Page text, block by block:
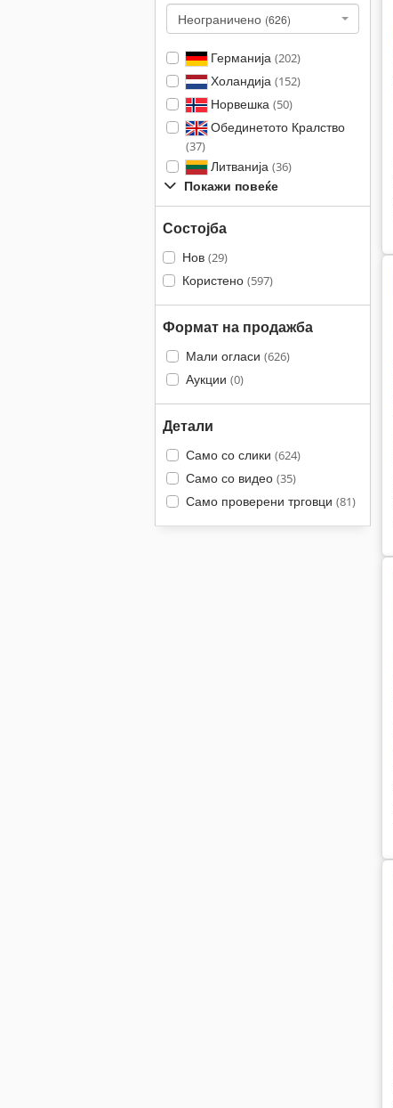
Неограничено (626)
Германија (202)
Холандија (152)
Норвешка (50)
Обединетото Кралство
(37)
Литванија (36)
Покажи повеќе
Состојба
Нов (29)
Користено (597)
Формат на продажба
Мали огласи (626)
Аукции (0)
Детали
Само со слики (624)
Само со видео (35)
Само проверени трговци (81)